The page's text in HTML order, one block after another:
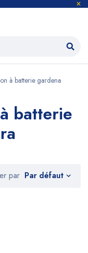
à batterie gardena
batterie
par Par défaut